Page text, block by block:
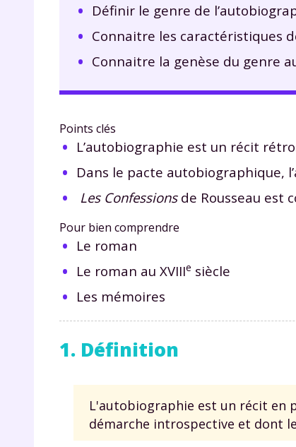
Définir le genre de
Connaitre les caractéristiques
Connaitre la genèse du genre
Points clés
L’autobiographie est un récit
Dans le pacte autobiographique,
Les Confessionsde Rousseau est
Pour bien comprendre
Le roman
Le roman au XVIIIe siècle
Les mémoires
1. Définition
L'autobiographie est un récit en
démarche introspective et dont